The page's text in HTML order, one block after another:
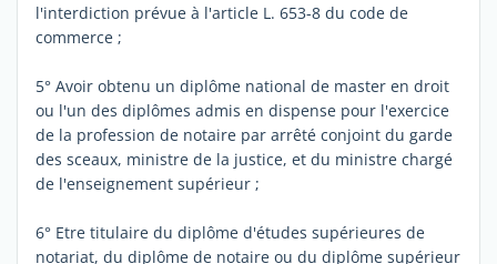
l'interdiction prévue à l'article L. 653-8 du code de
commerce ;
5° Avoir obtenu un diplôme national de master en droit
ou l'un des diplômes admis en dispense pour l'exercice
de la profession de notaire par arrêté conjoint du garde
des sceaux, ministre de la justice, et du ministre chargé
de l'enseignement supérieur ;
6° Etre titulaire du diplôme d'études supérieures de
notariat, du diplôme de notaire ou du diplôme supérieur